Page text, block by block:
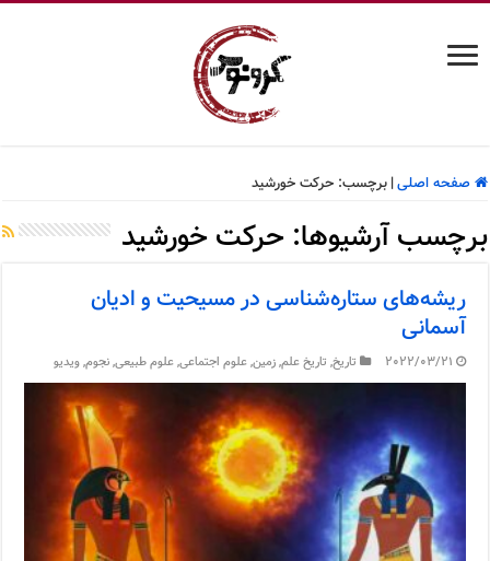
صفحه اصلی| برچسب:حرکت خورشید
برچسب آرشیوها:حرکت خورشید
ریشه‌های ستاره‌شناسی در مسیحیت و ادیان
آسمانی
2022/03/21 تاریخ, تاریخ علم,زمین,علوم اجتماعی,علوم طبیعی,نجوم,ویدیو